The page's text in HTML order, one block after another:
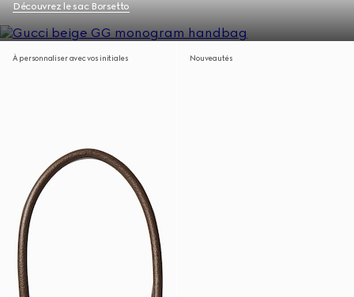
Découvrez le sac Borsetto
À personnaliser avec vos initiales Nouveautés